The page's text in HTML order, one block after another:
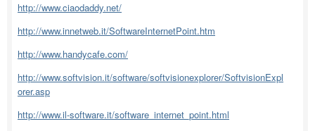
http://www.ciaodaddy.net/
http://www.innetweb.it/SoftwareInternetPoint.htm
http://www.handycafe.com/
http://www.softvision.it/software/softvisionexplorer/SoftvisionExpl
orer.asp
http://www.il-software.it/software_internet_point.html